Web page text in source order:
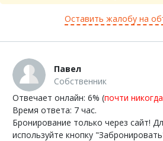
Оставить жалобу на
Павел
Собственник
Отвечает онлайн: 6% (почти никогда
Время ответа: 7 час.
Бронирование только через сайт!
используйте кнопку